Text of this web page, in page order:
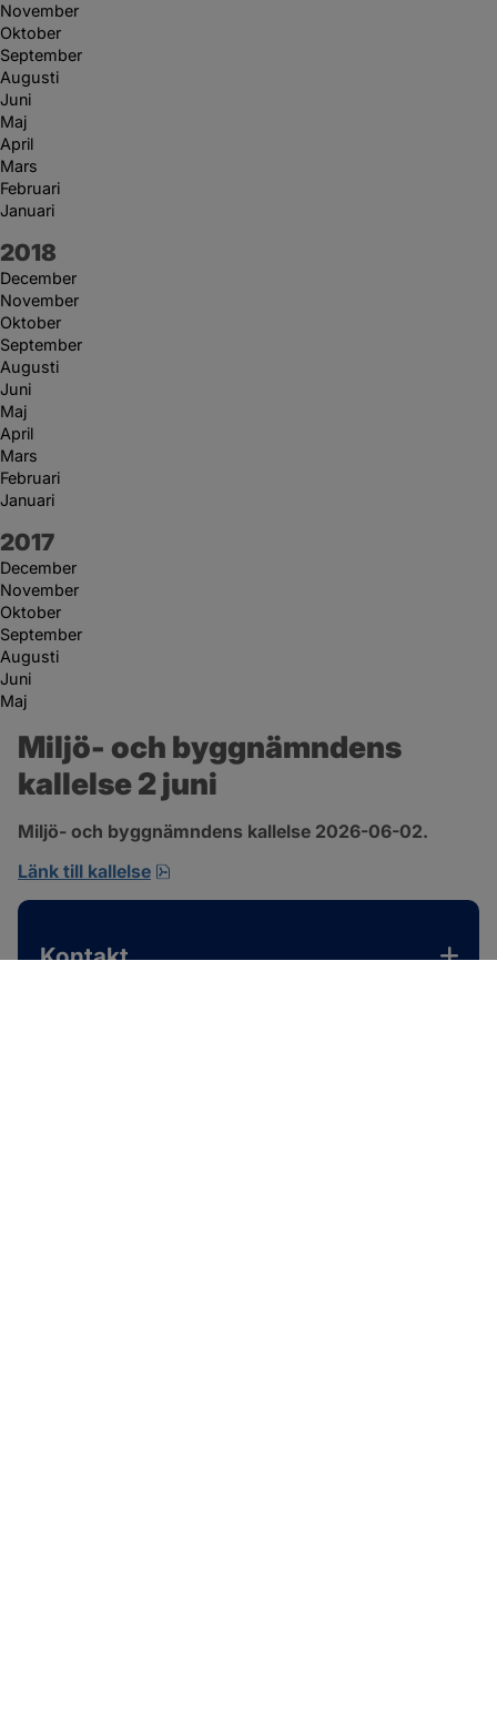
November
Oktober
September
Augusti
Juni
Maj
April
Mars
Februari
Januari
År:
2018
December
November
Oktober
September
Augusti
Juni
Maj
April
Mars
Februari
Januari
År:
2017
December
November
Oktober
September
Augusti
Juni
Maj
Miljö- och byggnämndens
kallelse 2 juni
Miljö- och byggnämndens kallelse 2026-06-02.
Länk till kallelse
Kontakt